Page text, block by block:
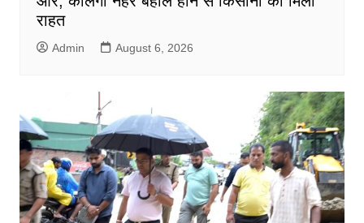
राहत
Admin August 6, 2026